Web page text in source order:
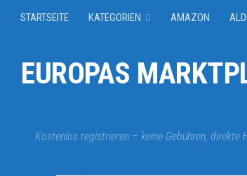
STARTSEITE KATEGORIEN AMAZON ALDI
EUROPAS
Kostenlos registrieren – keine Gebühren, direkte